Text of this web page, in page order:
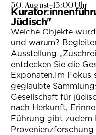
30. August–13:00 Uhr
Jüdisch"
Welche Objekte
und warum?
Ausstellung
entdecken Sie die
Exponaten.Im Fokus
geglaubte
Gesellschaft für
nach Herkunft,
Führung gibt zudem